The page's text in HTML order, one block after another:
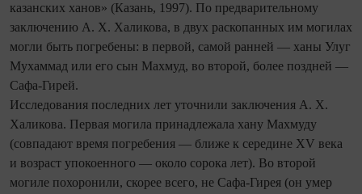
казанских ханов» (Казань, 1997). По предварительному
заключению А. Х. Халикова, в двух раскопанных им могилах
могли быть погребены: в первой, самой ранней — ханы Улуг
Мухаммад или его сын Махмуд, во второй, более поздней —
Сафа-Гирей.
Исследования последних лет уточнили заключения А. Х.
Халикова. Первая могила принадлежала хану Махмуду
(совпадают время погребения — ближе к середине XV века
и возраст упокоенного — около сорока лет). Во второй
могиле похоронили, скорее всего, не Сафа-Гирея (он умер